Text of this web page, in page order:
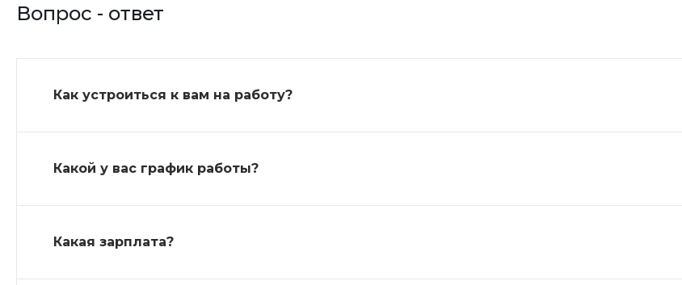
Вопрос - ответ
Как устроиться к вам на работу?
Какой у вас график работы?
Какая зарплата?